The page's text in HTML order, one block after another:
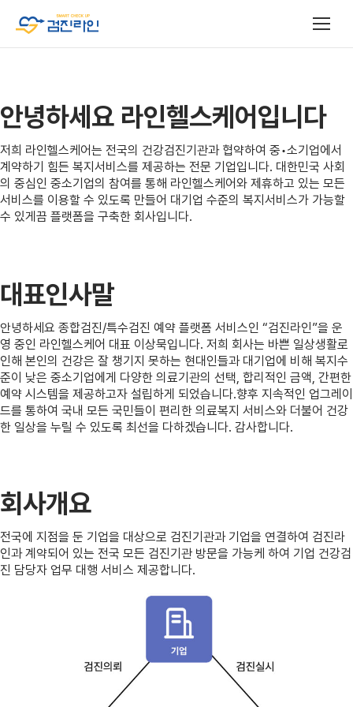
안녕하세요 라인헬스케어입니다
저희 라인헬스케어는 전국의 건강검진기관과 협약하여 중•소기업에서
계약하기 힘든 복지서비스를 제공하는 전문 기업입니다. 대한민국 사회
의 중심인 중소기업의 참여를 통해 라인헬스케어와 제휴하고 있는 모든
서비스를 이용할 수 있도록 만들어 대기업 수준의 복지서비스가 가능할
수 있게끔 플랫폼을 구축한 회사입니다.
대표인사말
안녕하세요 종합검진/특수검진 예약 플랫폼 서비스인 “검진라인”을 운
영 중인 라인헬스케어 대표 이상묵입니다. 저희 회사는 바쁜 일상생활로
인해 본인의 건강은 잘 챙기지 못하는 현대인들과 대기업에 비해 복지수
준이 낮은 중소기업에게 다양한 의료기관의 선택, 합리적인 금액, 간편한
예약 시스템을 제공하고자 설립하게 되었습니다.향후 지속적인 업그레이
드를 통하여 국내 모든 국민들이 편리한 의료복지 서비스와 더불어 건강
한 일상을 누릴 수 있도록 최선을 다하겠습니다. 감사합니다.
회사개요
전국에 지점을 둔 기업을 대상으로 검진기관과 기업을 연결하여 검진라
인과 계약되어 있는 전국 모든 검진기관 방문을 가능케 하여 기업 건강검
진 담당자 업무 대행 서비스 제공합니다.